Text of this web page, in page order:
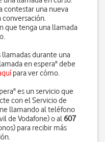
contestar una nueva
conversación.
que tenga una llamada
llamadas durante una
en espera" debe
para ver cómo.
es un servicio que
con el Servicio de
llamando al teléfono
de Vodafone) o al 607
para recibir más